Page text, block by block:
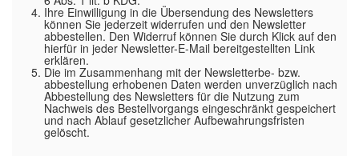
Ihre Einwilligung in die Übersendung des Newsletters
können Sie jederzeit widerrufen und den Newsletter
abbestellen. Den Widerruf können Sie durch Klick auf den
hierfür in jeder Newsletter-E-Mail bereitgestellten Link
erklären.
Die im Zusammenhang mit der Newsletterbe- bzw.
abbestellung erhobenen Daten werden unverzüglich nach
Abbestellung des Newsletters für die Nutzung zum
Nachweis des Bestellvorgangs eingeschränkt gespeichert
und nach Ablauf gesetzlicher Aufbewahrungsfristen
gelöscht.